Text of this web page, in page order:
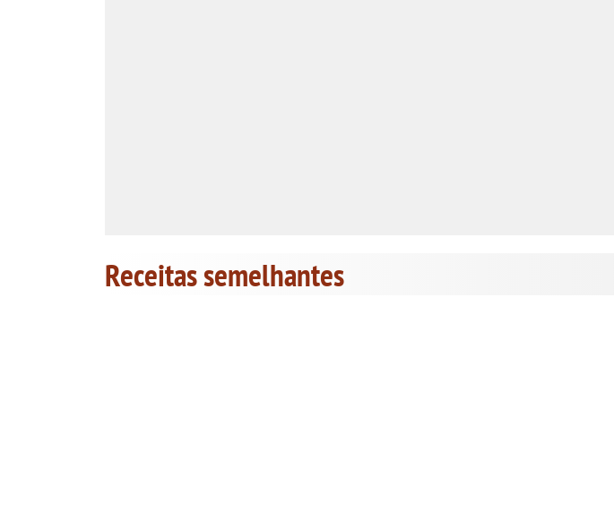
Receitas semelhantes